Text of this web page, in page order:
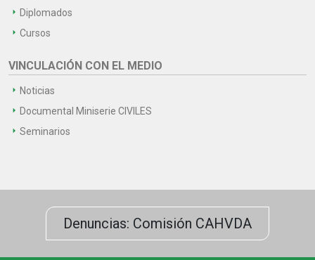
Diplomados
Cursos
VINCULACIÓN CON EL MEDIO
Noticias
Documental Miniserie CIVILES
Seminarios
Denuncias: Comisión CAHVDA